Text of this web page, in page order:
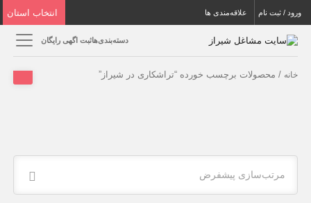
انتخاب استان ورود / ثبت نام علاقه‌مندی ها
دسته‌بندی‌هاثبت اگهی رایگان
خانه / محصولات برچسب خورده “تراشکاری در شیراز”
مرتب‌سازی پیشفرض